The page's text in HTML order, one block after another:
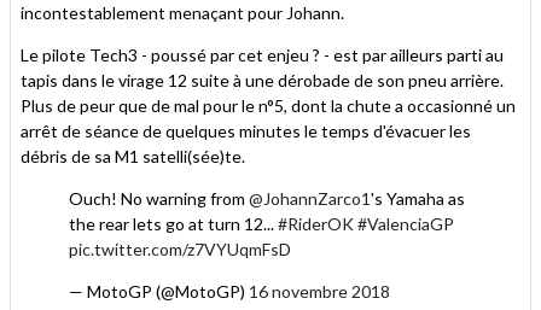
incontestablement menaçant pour Johann.
Le pilote Tech3 - poussé par cet enjeu ? - est par ailleurs parti au
tapis dans le virage 12 suite à une dérobade de son pneu arrière.
Plus de peur que de mal pour le n°5, dont la chute a occasionné un
arrêt de séance de quelques minutes le temps d'évacuer les
débris de sa M1 satelli(sée)te.
Ouch! No warning from @JohannZarco1's Yamaha as
the rear lets go at turn 12...#RiderOK#ValenciaGP
pic.twitter.com/z7VYUqmFsD
— MotoGP (@MotoGP) 16 novembre 2018